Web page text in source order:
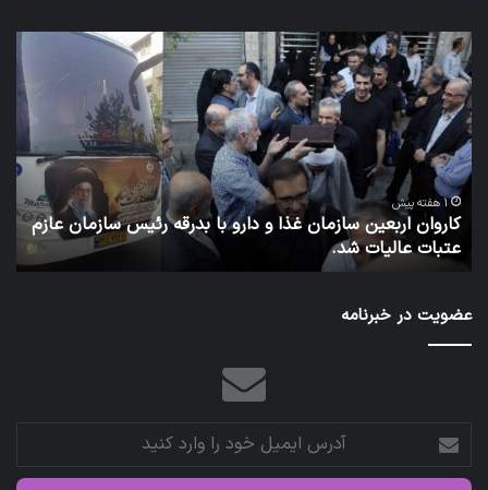
کاروان
اربعین
سازمان
غذا
و
دارو
با
بدرقه
رئیس
سازمان
عازم
عالیات
شد.
1 هفته پیش
کاروان اربعین سازمان غذا و دارو با بدرقه رئیس سازمان عازم
عتبات عالیات شد.
عضویت در خبرنامه
آدرس
ایمیل
خود